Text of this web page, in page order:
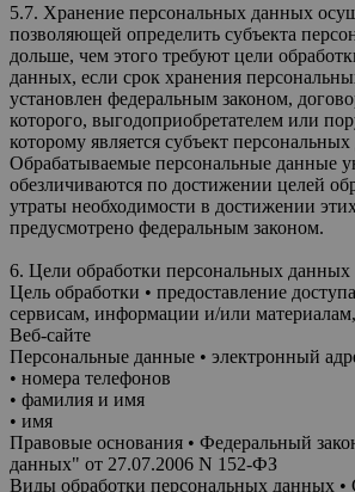
5.7. Хранение персональных данных
позволяющей определить субъекта
дольше, чем этого требуют цели
данных, если срок хранения
установлен федеральным законом,
которого, выгодоприобретателем или
которому является субъект
Обрабатываемые персональные данные
обезличиваются по достижении целей
утраты необходимости в достижении
предусмотрено федеральным законом.
6. Цели обработки персональных данных
Цель обработки • предоставление
сервисам, информации и/или
Веб-сайте
Персональные данные • электронный
• номера телефонов
• фамилия и имя
• имя
Правовые основания • Федеральный
данных" от 27.07.2006 N 152-ФЗ
Виды обработки персональных данных •